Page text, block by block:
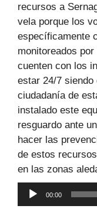
recursos a
vela porque los
específicamente
monitoreados
cuenten con los
estar 24/7
ciudadanía de
instalado este
resguardo ante
hacer las
de estos
en las zonas
Reproductor
de
00:00